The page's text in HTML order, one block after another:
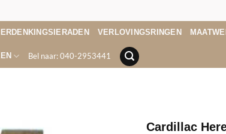
VERLOVINGSRINGEN
Bel naar: 040-2953441
Cardillac